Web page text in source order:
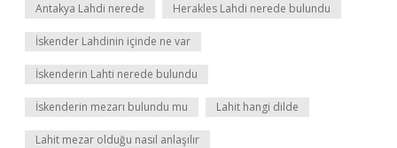
Antakya Lahdi nerede Herakles Lahdi nerede bulundu
İskender Lahdinin içinde ne var
İskenderin Lahti nerede bulundu
İskenderin mezarı bulundu mu Lahit hangi dilde
Lahit mezar olduğu nasıl anlaşılır